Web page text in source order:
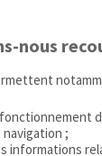
nous
fonctionnement
;
informations